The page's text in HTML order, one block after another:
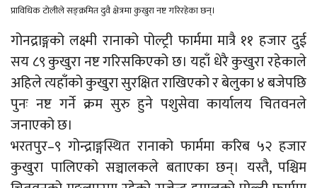
प्राविधिक टोलीले सङ्क्रमित दुवै क्षेत्रमा कुखुरा नष्ट गरिरहेका छन्।
गोनद्राङ्गको लक्ष्मी रानाको पोल्ट्री फार्ममा मात्रै ११ हजार दुई
सय ८९ कुखुरा नष्ट गरिसकिएको छ। यहाँ धेरै कुखुरा रहेकाले
अहिले त्यहाँको कुखुरा सुरक्षित राखिएको र बेलुका ४ बजेपछि
पुनः नष्ट गर्ने क्रम सुरु हुने पशुसेवा कार्यालय चितवनले
जनाएको छ।
भरतपुर–९ गोन्द्राङ्गस्थित रानाको फार्ममा करिब ५२ हजार
कुखुरा पालिएको सञ्चालकले बताएका छन्। यस्तै, पश्चिम